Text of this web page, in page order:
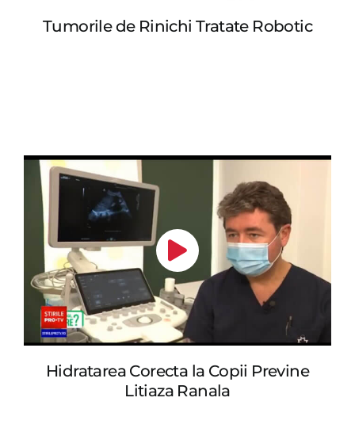
Tumorile de Rinichi Tratate Robotic
Hidratarea Corecta la Copii Previne
Litiaza Ranala